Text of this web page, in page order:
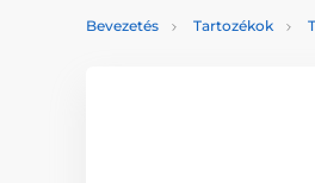
Bevezetés Tartozékok